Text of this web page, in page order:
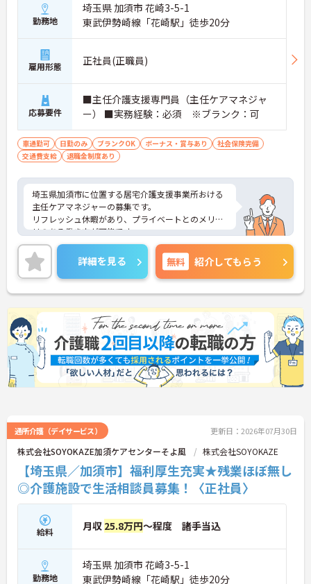
勤務地
埼玉県 加須市 花崎3-5-1
東武伊勢崎線「花崎駅」徒歩20分
雇用形態 正社員(正職員)
応募要件
■主任介護支援専門員（主任ケアマネジャ
ー） ■実務経験：必須 ※ブランク：可
車通勤可 日勤のみ ブランクOK ボーナス・賞与あり
社会保険完備
交通費支給
退職金制度あり
埼玉県加須市に位置する居宅介護支援事業所おける
主任ケアマネジャーの募集です。
リフレッシュ休暇があり、プライベートとのメリハ
リのある働き方が可能です。
ご興味のある方には、面接対策ポイントなど、さら
に詳細をご案内しますのでお気軽にご相談くださ
い！
詳細を見る 無料 紹介してもらう
通所介護（デイサービス） 更新日：2026年07月30日
株式会社SOYOKAZE加須ケアセンターそよ風 株式会社SOYOKAZE
【埼玉県／加須市】福利厚生充実★残業ほぼ無し
◎介護施設で生活相談員募集！〈正社員〉
給料 月収 25.8万円～程度 諸手当込
勤務地
埼玉県 加須市 花崎3-5-1
東武伊勢崎線「花崎駅」徒歩20分